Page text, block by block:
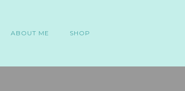
ABOUT ME SHOP